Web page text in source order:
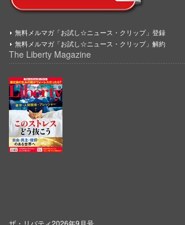
無料メルマガ「お試し☆ニュース・クリップ」登録
無料メルマガ「お試し☆ニュース・クリップ」解約
The Liberty Magazine
ザ・リバティ2026年9月号